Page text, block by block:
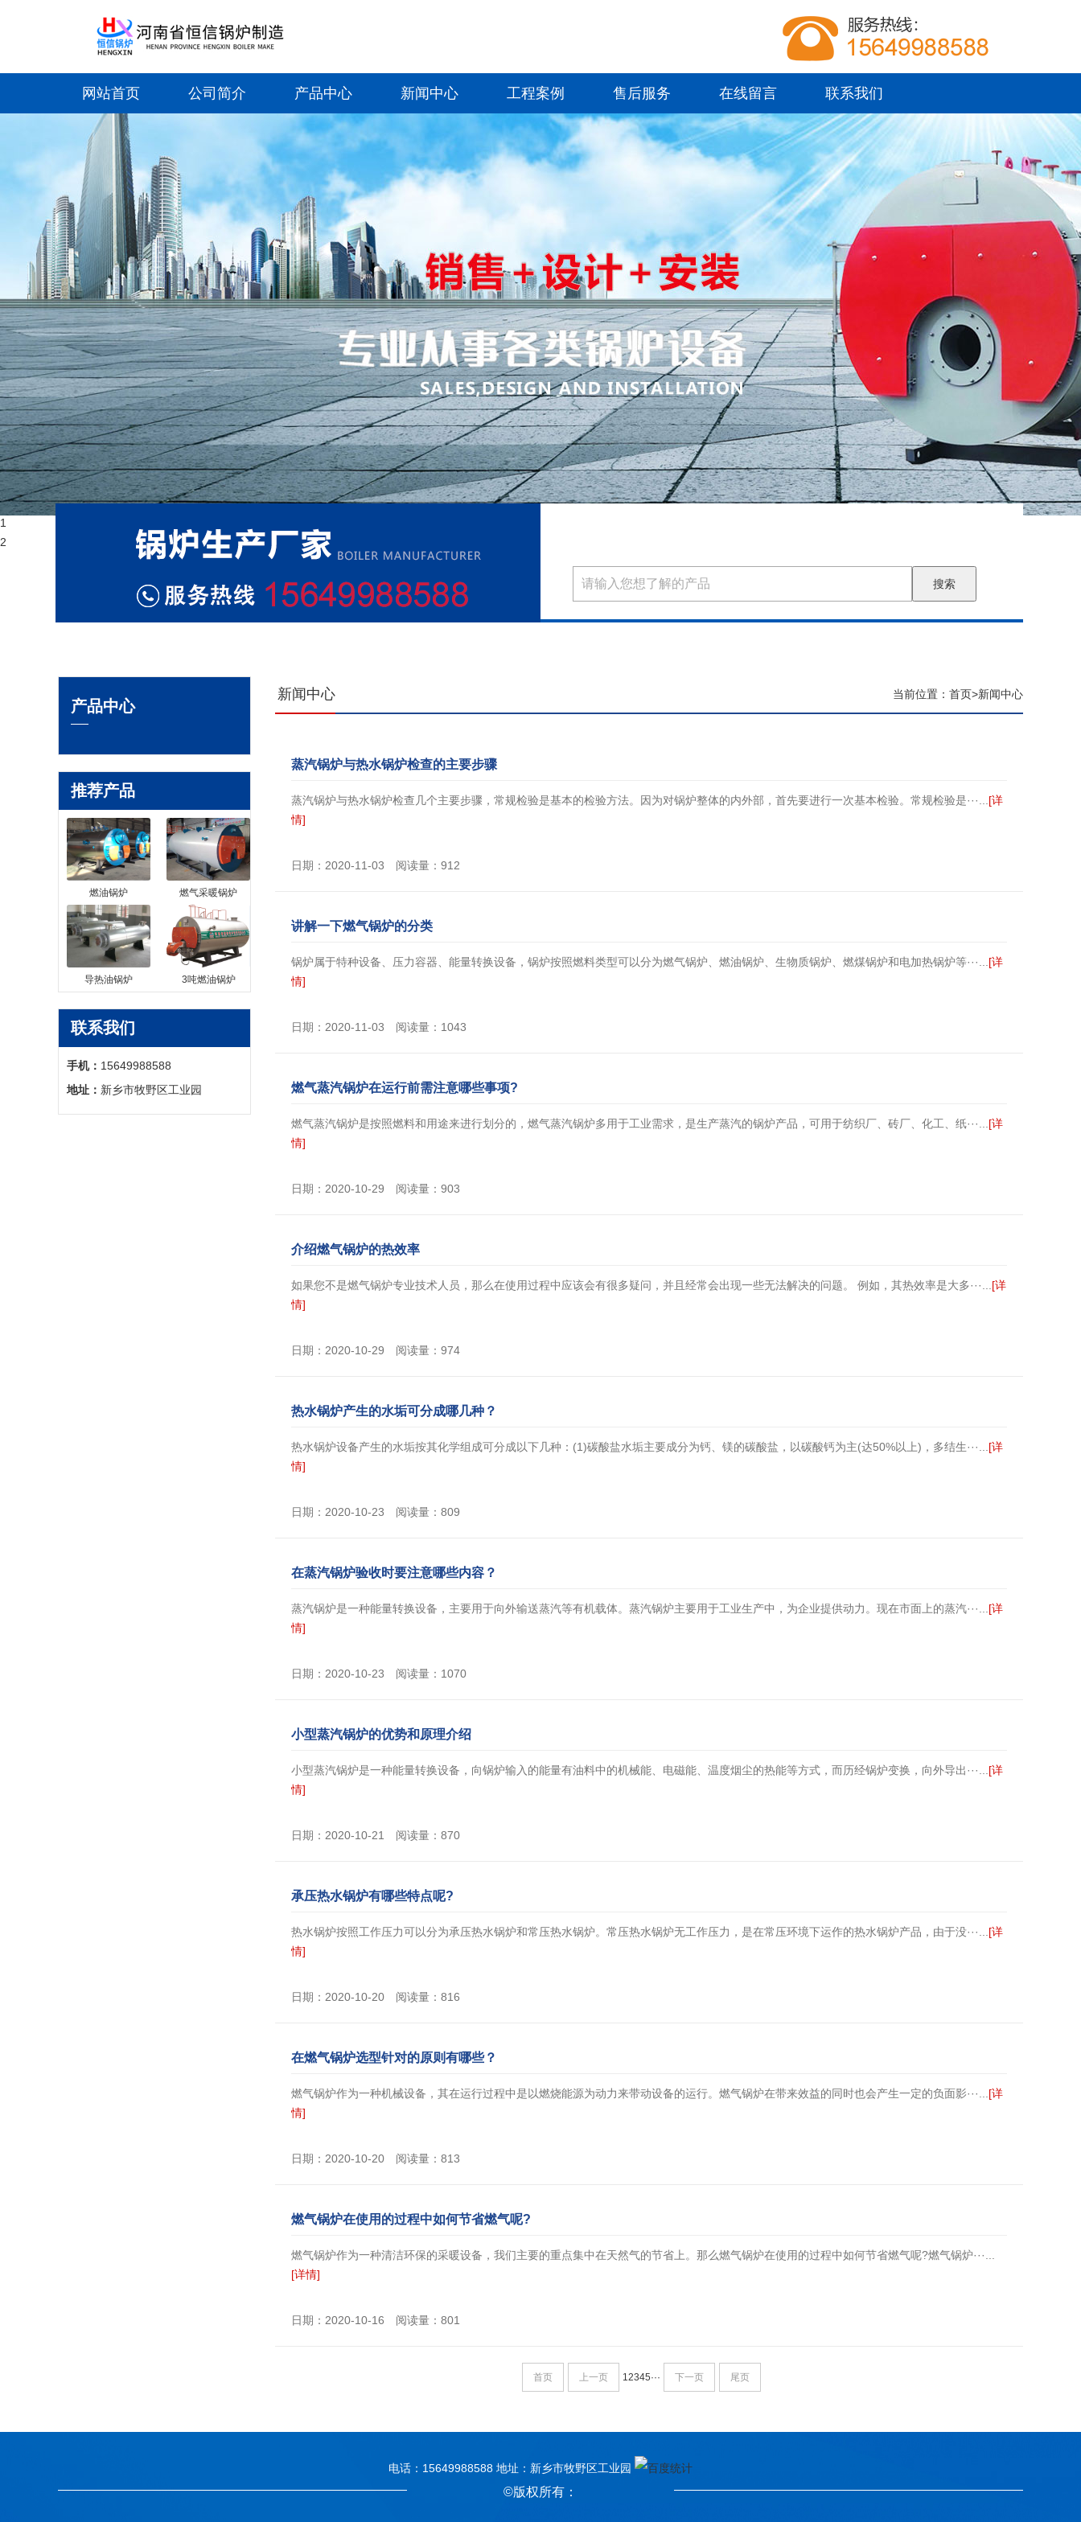
网站首页 公司简介 产品中心 新闻中心 工程案例 售后服务 在线留言 联系我们
1
2
搜索
产品中心
推荐产品
燃油锅炉 燃气采暖锅炉
导热油锅炉 3吨燃油锅炉
联系我们
手机： 15649988588
地址： 新乡市牧野区工业园
当前位置： 首页>新闻中心
新闻中心
蒸汽锅炉与热水锅炉检查的主要步骤
蒸汽锅炉与热水锅炉检查几个主要步骤，常规检验是基本的检验方法。因为对锅炉整体的内外部，首先要进行一次基本检验。常规检验是···... [详
情]
日期：2020-11-03 阅读量：912
讲解一下燃气锅炉的分类
锅炉属于特种设备、压力容器、能量转换设备，锅炉按照燃料类型可以分为燃气锅炉、燃油锅炉、生物质锅炉、燃煤锅炉和电加热锅炉等···... [详
情]
日期：2020-11-03 阅读量：1043
燃气蒸汽锅炉在运行前需注意哪些事项?
燃气蒸汽锅炉是按照燃料和用途来进行划分的，燃气蒸汽锅炉多用于工业需求，是生产蒸汽的锅炉产品，可用于纺织厂、砖厂、化工、纸···... [详
情]
日期：2020-10-29 阅读量：903
介绍燃气锅炉的热效率
如果您不是燃气锅炉专业技术人员，那么在使用过程中应该会有很多疑问，并且经常会出现一些无法解决的问题。 例如，其热效率是大多···... [详
情]
日期：2020-10-29 阅读量：974
热水锅炉产生的水垢可分成哪几种？
热水锅炉设备产生的水垢按其化学组成可分成以下几种：(1)碳酸盐水垢主要成分为钙、镁的碳酸盐，以碳酸钙为主(达50%以上)，多结生···... [详
情]
日期：2020-10-23 阅读量：809
在蒸汽锅炉验收时要注意哪些内容？
蒸汽锅炉是一种能量转换设备，主要用于向外输送蒸汽等有机载体。蒸汽锅炉主要用于工业生产中，为企业提供动力。现在市面上的蒸汽···... [详
情]
日期：2020-10-23 阅读量：1070
小型蒸汽锅炉的优势和原理介绍
小型蒸汽锅炉是一种能量转换设备，向锅炉输入的能量有油料中的机械能、电磁能、温度烟尘的热能等方式，而历经锅炉变换，向外导出···... [详
情]
日期：2020-10-21 阅读量：870
承压热水锅炉有哪些特点呢?
热水锅炉按照工作压力可以分为承压热水锅炉和常压热水锅炉。常压热水锅炉无工作压力，是在常压环境下运作的热水锅炉产品，由于没···... [详
情]
日期：2020-10-20 阅读量：816
在燃气锅炉选型针对的原则有哪些？
燃气锅炉作为一种机械设备，其在运行过程中是以燃烧能源为动力来带动设备的运行。燃气锅炉在带来效益的同时也会产生一定的负面影···... [详
情]
日期：2020-10-20 阅读量：813
燃气锅炉在使用的过程中如何节省燃气呢?
燃气锅炉作为一种清洁环保的采暖设备，我们主要的重点集中在天然气的节省上。那么燃气锅炉在使用的过程中如何节省燃气呢?燃气锅炉···...
[详情]
日期：2020-10-16 阅读量：801
首页 上一页 12345··· 下一页 尾页
电话：15649988588 地址：新乡市牧野区工业园
©版权所有：